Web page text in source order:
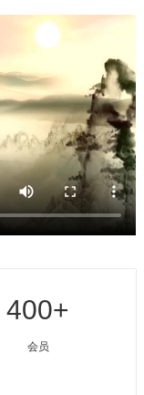
400+
会员